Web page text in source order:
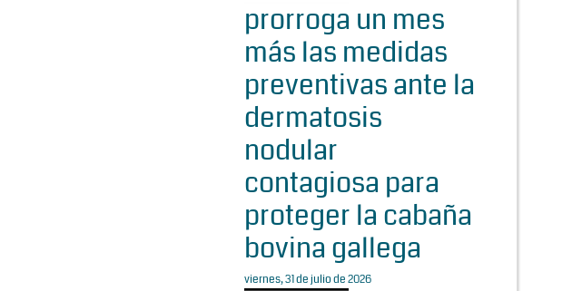
prorroga un mes
más las medidas
preventivas ante la
dermatosis
nodular
contagiosa para
proteger la cabaña
bovina gallega
viernes, 31 de julio de 2026